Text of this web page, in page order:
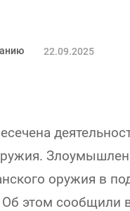
22.09.2025
оружия в
этом сообщили